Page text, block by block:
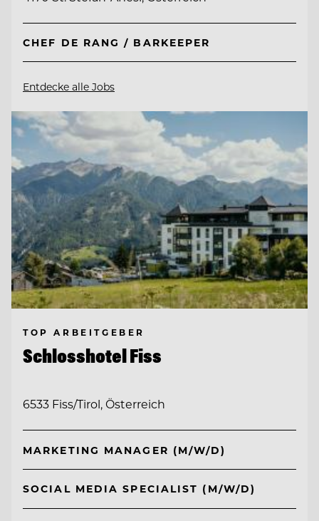
CHEF DE RANG / BARKEEPER
Entdecke alle Jobs
TOP ARBEITGEBER
Schlosshotel Fiss
6533 Fiss/Tirol, Österreich
MARKETING MANAGER (M/W/D)
SOCIAL MEDIA SPECIALIST (M/W/D)